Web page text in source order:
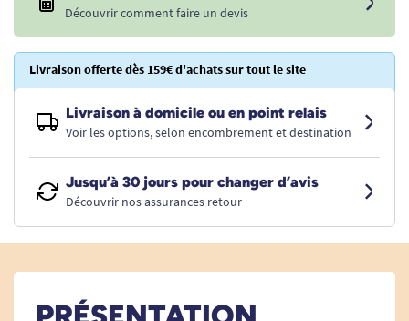
Découvrir comment faire un devis
Livraison offerte dès 159€ d'achats sur tout le site
Livraison à domicile ou en point relais
Voir les options, selon encombrement et destination
Jusqu’à 30 jours pour changer d’avis
Découvrir nos assurances retour